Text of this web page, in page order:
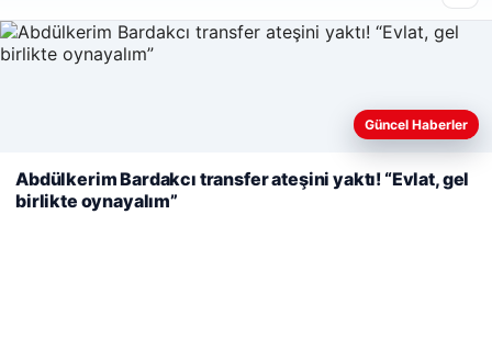
Güncel
Adıyaman’da Orman Yangını Kontrol Altına Alınmaya
Çalışılıyor
Web sitemizi nasıl kullandığınızı daha iyi anlayabilmek,
kullanıyoruz.
Çerez Politikamız
Reddet Kabul Et
Güncel Haberler
Abdülkerim Bardakcı transfer ateşini yaktı! “Evlat, gel
birlikte oynayalım”